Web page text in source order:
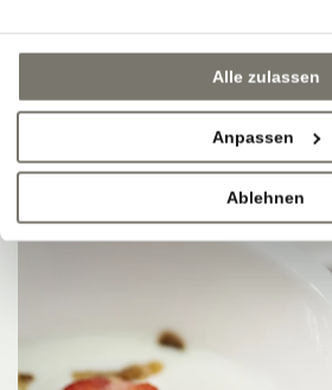
Alle zulassen
Anpassen
Ablehnen